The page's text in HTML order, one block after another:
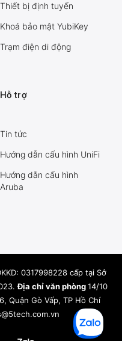
Thiết bị định tuyến
Khoá bảo mật YubiKey
Trạm điện di động
Hỗ trợ
Tin tức
Hướng dẫn cấu hình UniFi
Hướng dẫn cấu hình
Aruba
0317998228 cấp tại Sở
Địa chỉ văn phòng14/10
Quận Gò Vấp, TP Hồ Chí